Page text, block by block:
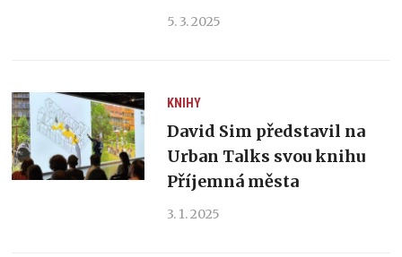
5. 3. 2025
KNIHY
David Sim představil na
Urban Talks svou knihu
Příjemná města
3. 1. 2025